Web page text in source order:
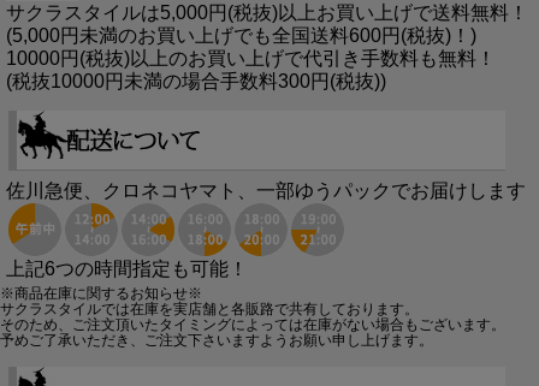
サクラスタイルは5,000円(税抜)以上お買い上げで送料無料！
(5,000円未満のお買い上げでも全国送料600円(税抜)！)
10000円(税抜)以上のお買い上げで代引き手数料も無料！
(税抜10000円未満の場合手数料300円(税抜))
佐川急便、クロネコヤマト、一部ゆうパックでお届けします
上記6つの時間指定も可能！
※商品在庫に関するお知らせ※
サクラスタイルでは在庫を実店舗と各販路で共有しております。
そのため、ご注文頂いたタイミングによっては在庫がない場合もございます。
予めご了承いただき、ご注文下さいますようお願い申し上げます。